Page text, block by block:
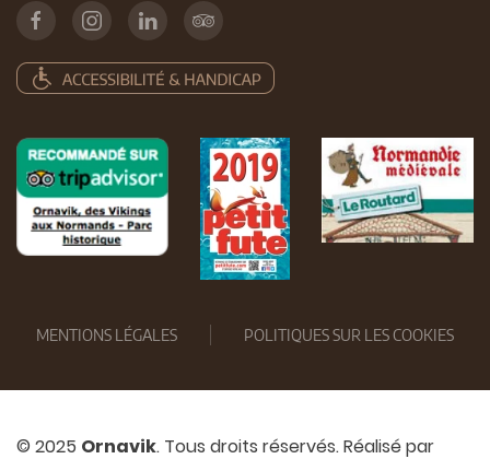
MENTIONS LÉGALES POLITIQUES SUR LES COOKIES
© 2025 Ornavik. Tous droits réservés. Réalisé par